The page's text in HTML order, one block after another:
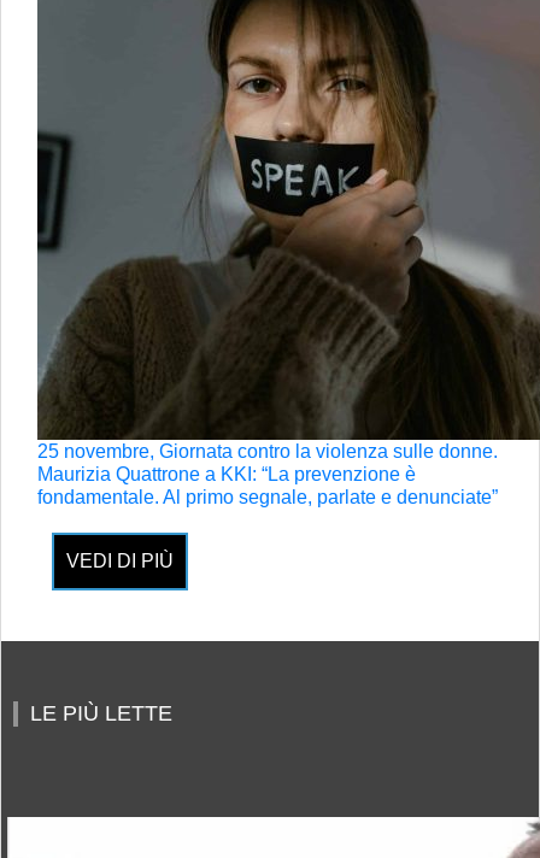
25 novembre, Giornata contro la violenza sulle donne.
Maurizia Quattrone a KKI: “La prevenzione è
fondamentale. Al primo segnale, parlate e denunciate”
VEDI DI PIÙ
LE PIÙ LETTE